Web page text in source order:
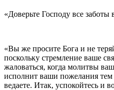
«Доверьте Господу все
«Вы же просите Бога и не
поскольку стремление ваше
жаловаться, когда молитвы
исполнит ваши пожелания
ведаете. Итак, успокойтесь и